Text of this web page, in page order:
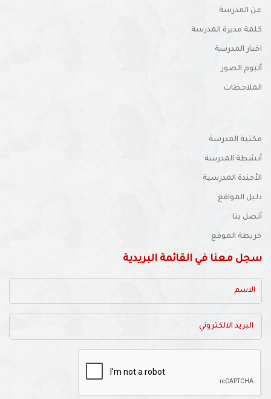
عن المدرسة
كلمة مديرة المدرسة
اخبار المدرسة
ألبوم الصور
الملاحظات
مكتبة المدرسة
أنشطة المدرسة
الأجندة المدرسية
دليل المواقع
أتصل بنا
خريطة الموقع
سجل معنا في القائمة البريدية